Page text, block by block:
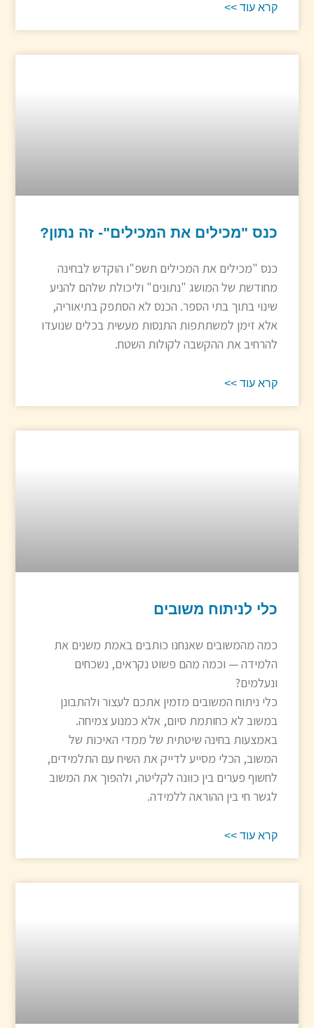
קרא עוד >>
כנס "מכילים את המכילים"- זה נתון?
כנס "מכילים את המכילים תשפ"ו הוקדש לבחינה
מחודשת של המושג "נתונים" וליכולת שלהם להניע
שינוי בתוך בתי הספר. הכנס לא הסתפק בתיאוריה,
אלא זימן למשתתפות התנסות מעשית בכלים שנועדו
להרחיב את ההקשבה לקולות השטח.
קרא עוד >>
כלי לניתוח משובים
כמה מהמשובים שאנחנו כותבים באמת משנים את
הלמידה — וכמה מהם פשוט נקראים, נשכחים
ונעלמים?
כלי ניתוח המשובים מזמין אתכם לעצור ולהתבונן
במשוב לא כחותמת סיום, אלא כמנוע צמיחה.
באמצעות בחינה שיטתית של ממדי האיכות של
המשוב, הכלי מסייע לדייק את השיח עם התלמידים,
לחשוף פערים בין כוונה לקליטה, ולהפוך את המשוב
לגשר חי בין ההוראה ללמידה.
קרא עוד >>